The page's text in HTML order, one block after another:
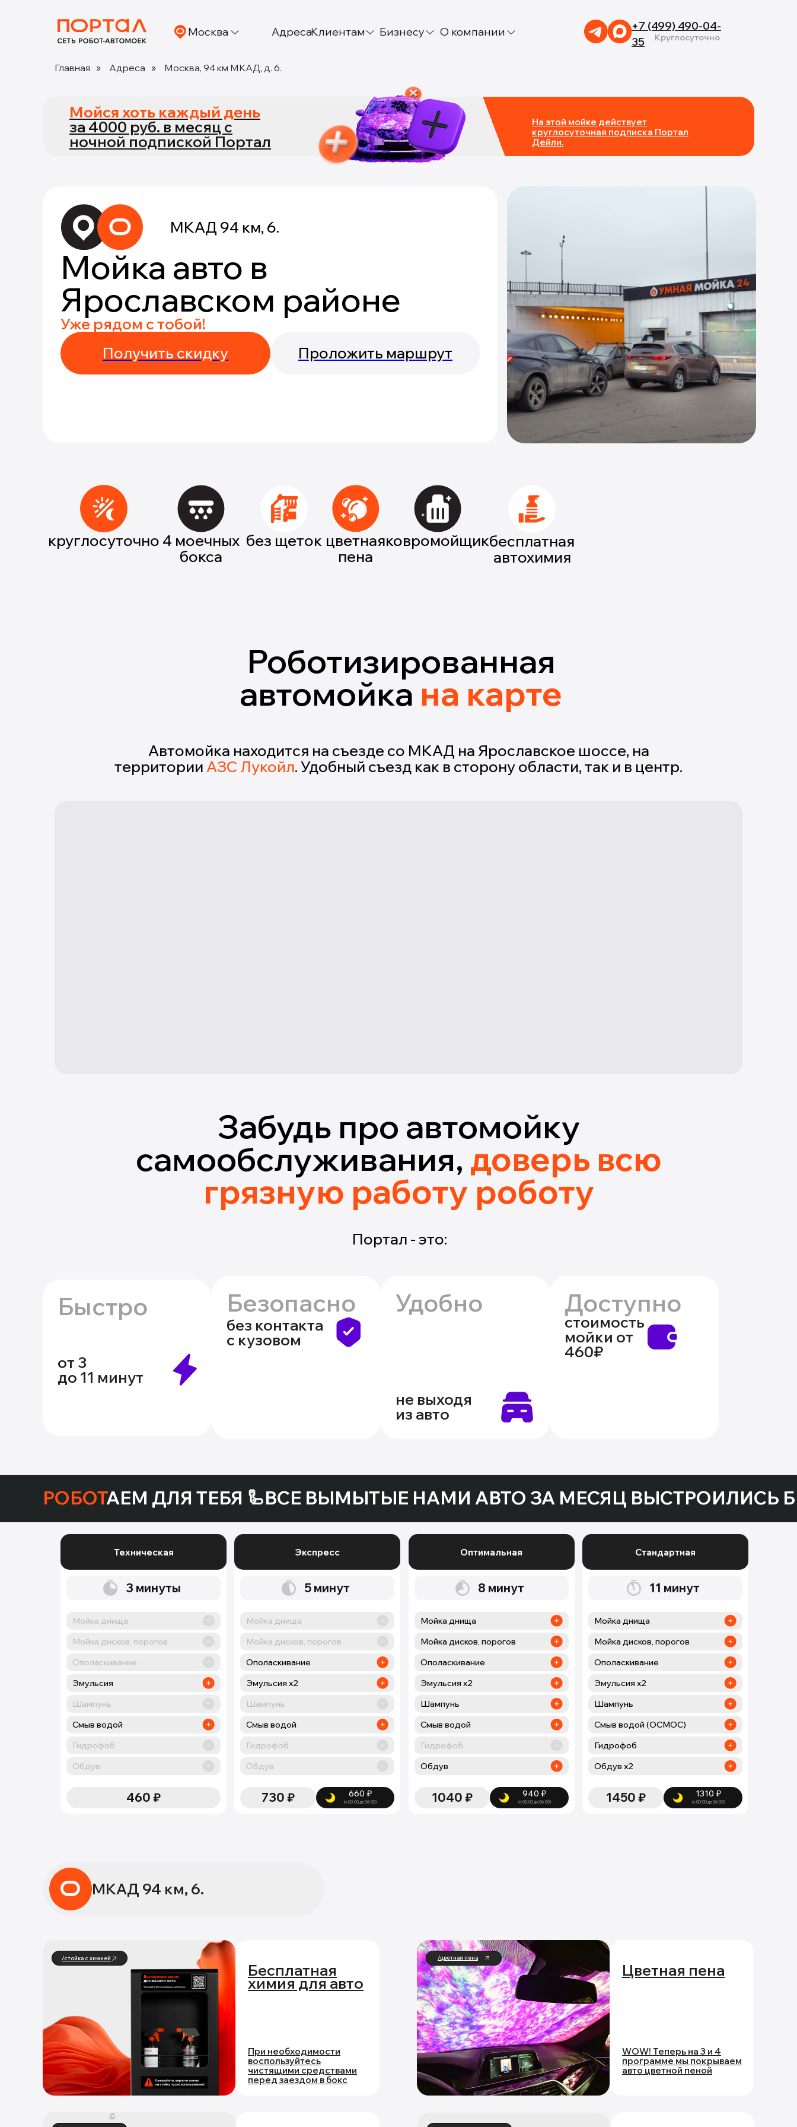
Москва АдресаКлиентам Бизнесу О компании Круглосуточно
+7 (499) 490-04-
35
Главная » Адреса » Москва, 94 км МКАД, д. 6.
На этой мойке действует
круглосуточная подписка Портал
Дейли.
Мойся хоть каждый день
за 4000 руб. в месяц с
ночной подпиской Портал
Мойка авто в
Ярославском районе
Уже рядом с тобой!
Получить скидку
Проложить маршрут
МКАД 94 км, 6.
круглосуточно 4 моечных
бокса
без щеток цветная
пена
ковромойщикбесплатная
автохимия
Роботизированная
автомойка на карте
Автомойка находится на съезде со МКАД на Ярославское шоссе, на
территории АЗС Лукойл. Удобный съезд как в сторону области, так и в центр.
Забудь про автомойку
самообслуживания, доверь всю
грязную работу роботу
Портал - это:
Быстро
от 3
до 11 минут
Безопасно
без контакта
с кузовом
Удобно
не выходя
из авто
Доступно
стоимость
мойки от
460₽
РОБОТАЕМ ДЛЯ ТЕБЯ 🦾ВСЕ ВЫМЫТЫЕ НАМИ АВТО ЗА МЕСЯЦ ВЫСТРОИЛИСЬ
Техническая
3 минуты
Мойка днища
Мойка дисков, порогов
Ополаскивание
Эмульсия
Шампунь
Смыв водой
Гидрофоб
Обдув
460 ₽
Экспресс
5 минут
Мойка днища
Мойка дисков, порогов
Ополаскивание
Эмульсия х2
Шампунь
Смыв водой
Гидрофоб
Обдув
730 ₽ 660 ₽
(с 00:00 до 06:00)
Оптимальная
8 минут
Мойка днища
Мойка дисков, порогов
Ополаскивание
Эмульсия х2
Шампунь
Смыв водой
Гидрофоб
Обдув
1040 ₽ 940 ₽
(с 00:00 до 06:00)
Стандартная
11 минут
Мойка днища
Мойка дисков, порогов
Ополаскивание
Эмульсия х2
Шампунь
Смыв водой (ОСМОС)
Гидрофоб
Обдув х2
1450 ₽ 1310 ₽
(с 00:00 до 06:00)
/цветная пена
Цветная пена
WOW! Теперь на 3 и 4
программе мы покрываем
авто цветной пеной
Бесплатная
химия для авто
При необходимости
воспользуйтесь
чистящими средствами
перед заездом в бокс
/стойка с химией
МКАД 94 км, 6.